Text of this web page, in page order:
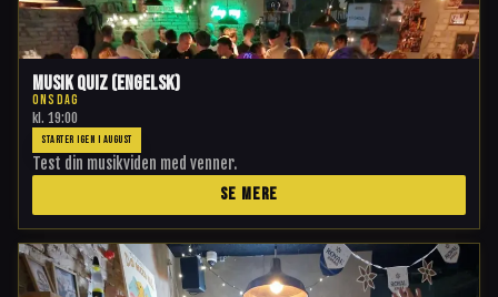
Musik Quiz (engelsk)
ONSDAG
kl. 19:00
STARTER IGEN I AUGUST
Test din musikviden med venner.
SE MERE